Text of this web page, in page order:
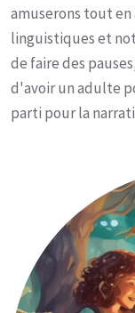
amuserons tout
linguistiques et
de faire des
d'avoir un adulte
parti pour la